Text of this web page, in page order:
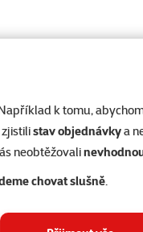
k tomu,
stav objednávkya
neobtěžovali
chovat slušně.